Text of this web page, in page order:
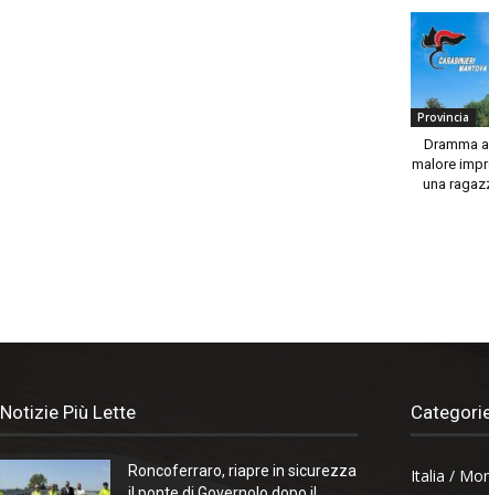
Provincia
Dramma
malore
una
Notizie Più Lette
Roncoferraro, riapre in sicurezza
Italia /